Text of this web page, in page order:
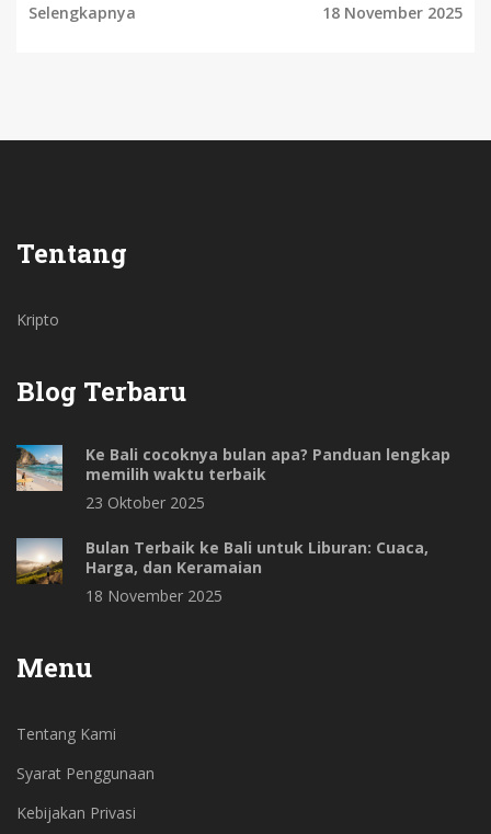
Selengkapnya 18 November 2025
Tentang
Kripto
Blog Terbaru
Ke Bali cocoknya bulan apa? Panduan lengkap
memilih waktu terbaik
23 Oktober 2025
Bulan Terbaik ke Bali untuk Liburan: Cuaca,
Harga, dan Keramaian
18 November 2025
Menu
Tentang Kami
Syarat Penggunaan
Kebijakan Privasi